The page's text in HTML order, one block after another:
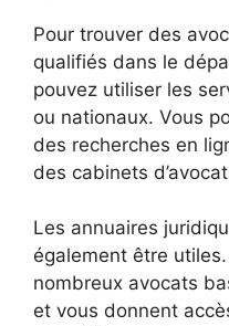
Pour trouver des
qualifiés dans le
pouvez utiliser les
ou nationaux. Vous
des recherches en
des cabinets
Les annuaires
également être
nombreux avocats
et vous donnent